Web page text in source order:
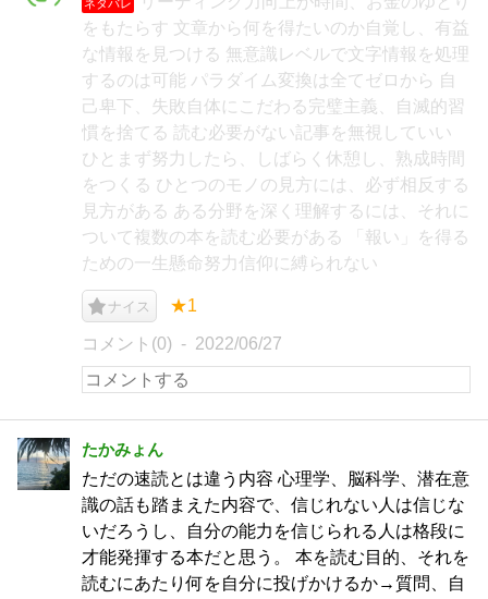
ネタバレ
をもたらす 文章から何を得たいのか自覚し、有益
な情報を見つける 無意識レベルで文字情報を処理
するのは可能 パラダイム変換は全てゼロから 自
己卑下、失敗自体にこだわる完璧主義、自滅的習
慣を捨てる 読む必要がない記事を無視していい
ひとまず努力したら、しばらく休憩し、熟成時間
をつくる ひとつのモノの見方には、必ず相反する
見方がある ある分野を深く理解するには、それに
ついて複数の本を読む必要がある 「報い」を得る
ための一生懸命努力信仰に縛られない
ナイス ★1
コメント(0) 2022/06/27
たかみょん
ただの速読とは違う内容 心理学、脳科学、潜在意
識の話も踏まえた内容で、信じれない人は信じな
いだろうし、自分の能力を信じられる人は格段に
才能発揮する本だと思う。 本を読む目的、それを
読むにあたり何を自分に投げかけるか→質問、自